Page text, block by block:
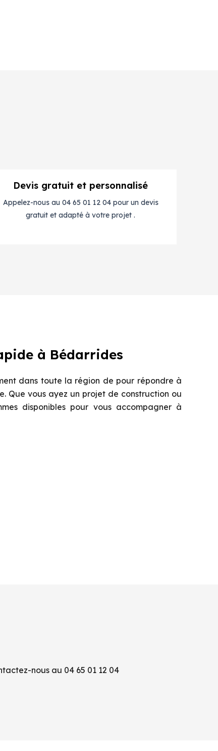
Devis gratuit et personnalisé
Appelez-nous au 04 65 01 12 04 pour un devis
gratuit et adapté à votre projet .
à Bédarrides
dans toute la région de pour répondre à
Que vous ayez un projet de construction ou
disponibles pour vous accompagner à
nous au 04 65 01 12 04